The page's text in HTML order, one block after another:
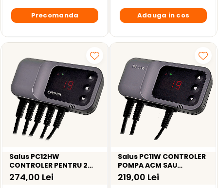
Precomanda Adauga in cos
Salus PC12HW
CONTROLER PENTRU 2
POMPE, ACM SI
RECIRCULARE
274,00 Lei
Salus PC11W CONTROLER
POMPA ACM SAU
RECIRCULARE
219,00 Lei